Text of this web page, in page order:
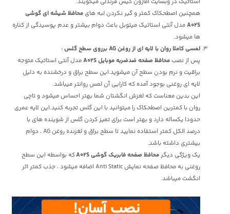
همچنین اصطحکاک کمتر و گیر نکردن لبه هایمحافظ شیشه ای گوشی
A02Sمدل آنتی استاتیک میتوبل باعث دوام بیشتر و عدم پوسیدگی از کناره
ها میشود.
لمسی کاملا روان با لایه ای از روغن AG برروی سطح گلس
:
پس از نصبمحافظ صفحه ضدضربه موبایل A02S
مدل آنتی استاتیک متوجه
براقیت و نرم بودن سطح آن میشوید.این سطح براق و درخشنده به دلیل
لایه ای روغنی بوجود آمده که کارایی آن لمس روانتر میباشد.
این بدین معناست که لغزش انگشتان شما بهتر احساس میشود و تاچی
روان با کمترین اصطحکاک را میتوانید با این گلس تجربه کنید.این لایه عمری
حدودا یکساله دارد و بهتر است برای تمیز کردن گلس از شوینده های با
درصد الکل کمتر استفاده نمایید تا سطح براق و لغزنده روغن AG ، دوام
بیشتری داشته باشد.
یک ویژگی دیگرمحافظ صفحه فابریک گوشی A02S
که بواسطه این سطح
روغنی به محافظ صفحه نمایش Anti Static اضافه میشود ، جذب کمتر اثر
انگشت میباشد.